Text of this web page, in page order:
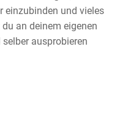
einzubinden und vieles
an deinem eigenen
ausprobieren